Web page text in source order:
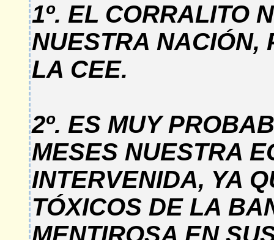
1º. EL CORRALITO
NUESTRA NACIÓN,
LA CEE.
2º. ES MUY
MESES NUESTRA
INTERVENIDA, YA
TÓXICOS DE LA
MENTIROSA EN